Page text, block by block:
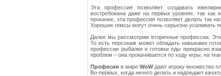
Эта профессия позволяет создавать
востребована даже на первых уровнях, так как
прокачке, эта профессия позволяет делать так
Хорошие гемсы могут очень серьезно усиливать
Далее мы рассмотрим вторичные профессии.
То есть персонаж может обладать навыками
профессии рыбалки и готовки еды прекрасно
проблем – она прокачивается по ходу игры, на
Професии в мире WoWдают игроку множество
Во-первых, когда нечего делать и надоедает